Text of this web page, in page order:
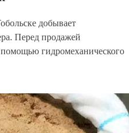
добывает
Перед продажей
гидромеханического